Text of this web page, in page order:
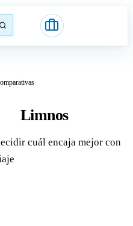
Limnos
cuál encaja mejor con